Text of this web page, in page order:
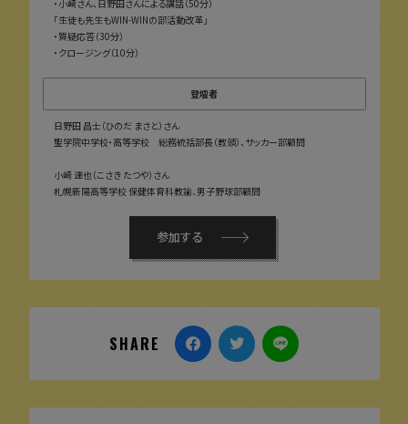
・小崎さん、日野田さんによる講話（50分）
「生徒も先生もWIN-WINの部活動改革」
・質疑応答（30分）
・クロージング（10分）
登壇者
日野田 昌士（ひのだ まさと）さん
聖学院中学校・高等学校 総務統括部長（教頭）、サッカー部顧問
小崎 達也（こさき たつや）さん
​​札幌新陽高等学校 保健体育科教諭、男子野球部顧問
参加する
SHARE